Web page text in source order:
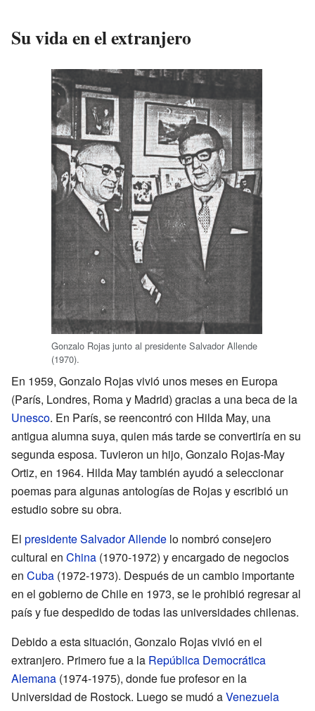
Su vida en el extranjero
Gonzalo Rojas junto al presidente Salvador Allende
(1970).
En 1959, Gonzalo Rojas vivió unos meses en Europa
(París, Londres, Roma y Madrid) gracias a una beca de la
Unesco. En París, se reencontró con Hilda May, una
antigua alumna suya, quien más tarde se convertiría en su
segunda esposa. Tuvieron un hijo, Gonzalo Rojas-May
Ortiz, en 1964. Hilda May también ayudó a seleccionar
poemas para algunas antologías de Rojas y escribió un
estudio sobre su obra.
El presidenteSalvador Allende lo nombró consejero
cultural en China (1970-1972) y encargado de negocios
en Cuba (1972-1973). Después de un cambio importante
en el gobierno de Chile en 1973, se le prohibió regresar al
país y fue despedido de todas las universidades chilenas.
Debido a esta situación, Gonzalo Rojas vivió en el
extranjero. Primero fue a la República Democrática
Alemana (1974-1975), donde fue profesor en la
Universidad de Rostock. Luego se mudó aVenezuela